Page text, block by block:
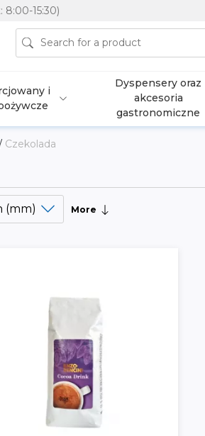
8:00-15:30)
i
Dyspensery oraz
akcesoria
gastronomiczne
Czekolada
(mm) More